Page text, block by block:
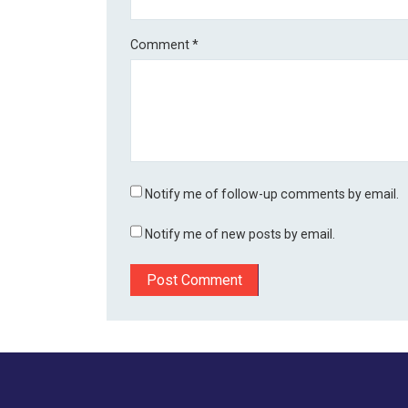
Comment*
Notify me of follow-up comments by email.
Notify me of new posts by email.